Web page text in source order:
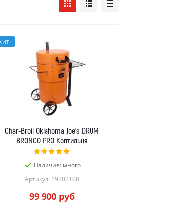
Char-Broil Oklahoma Joe's DRUM
BRONCO PRO Коптильня
Наличие: много
Артикул: 19202100
99 900 руб